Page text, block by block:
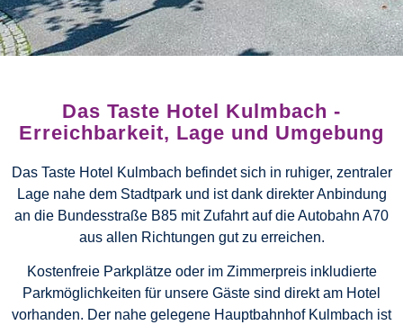
Das Taste Hotel Kulmbach -
Erreichbarkeit, Lage und Umgebung
Das Taste Hotel Kulmbach befindet sich in ruhiger, zentraler
Lage nahe dem Stadtpark und ist dank direkter Anbindung
an die Bundesstraße B85 mit Zufahrt auf die Autobahn A70
aus allen Richtungen gut zu erreichen.
Kostenfreie Parkplätze oder im Zimmerpreis inkludierte
Parkmöglichkeiten für unsere Gäste sind direkt am Hotel
vorhanden. Der nahe gelegene Hauptbahnhof Kulmbach ist